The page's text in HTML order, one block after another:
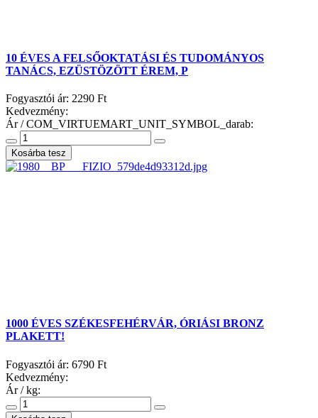
10 ÉVES A FELSŐOKTATÁSI ÉS TUDOMÁNYOS
TANÁCS, EZÜSTÖZÖTT ÉREM, P
Fogyasztói ár: 2290 Ft
Kedvezmény:
Ár / COM_VIRTUEMART_UNIT_SYMBOL_darab:
1000 ÉVES SZÉKESFEHÉRVÁR, ÓRIÁSI BRONZ
PLAKETT!
Fogyasztói ár: 6790 Ft
Kedvezmény:
Ár / kg: